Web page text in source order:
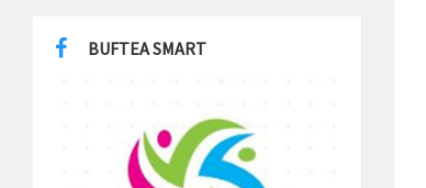
BUFTEA SMART